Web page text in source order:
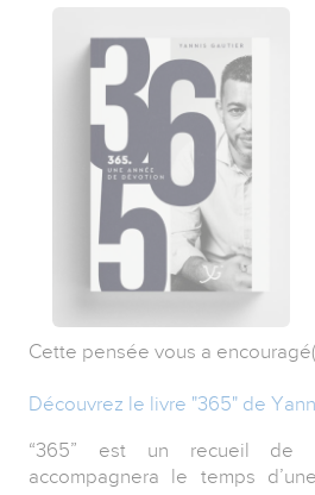
Cette pensée vous a
Découvrez le livre "365" de
“365” est un recueil de
accompagnera le temps